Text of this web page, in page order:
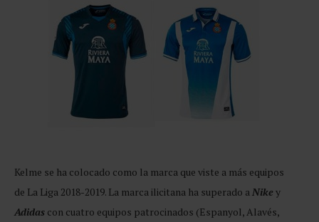
Kelme se ha colocado como la marca que viste a más equipos
de La Liga 2018-2019. La marca ilicitana ha superado a Nike y
Adidas con cuatro equipos patrocinados (Espanyol, Alavés,